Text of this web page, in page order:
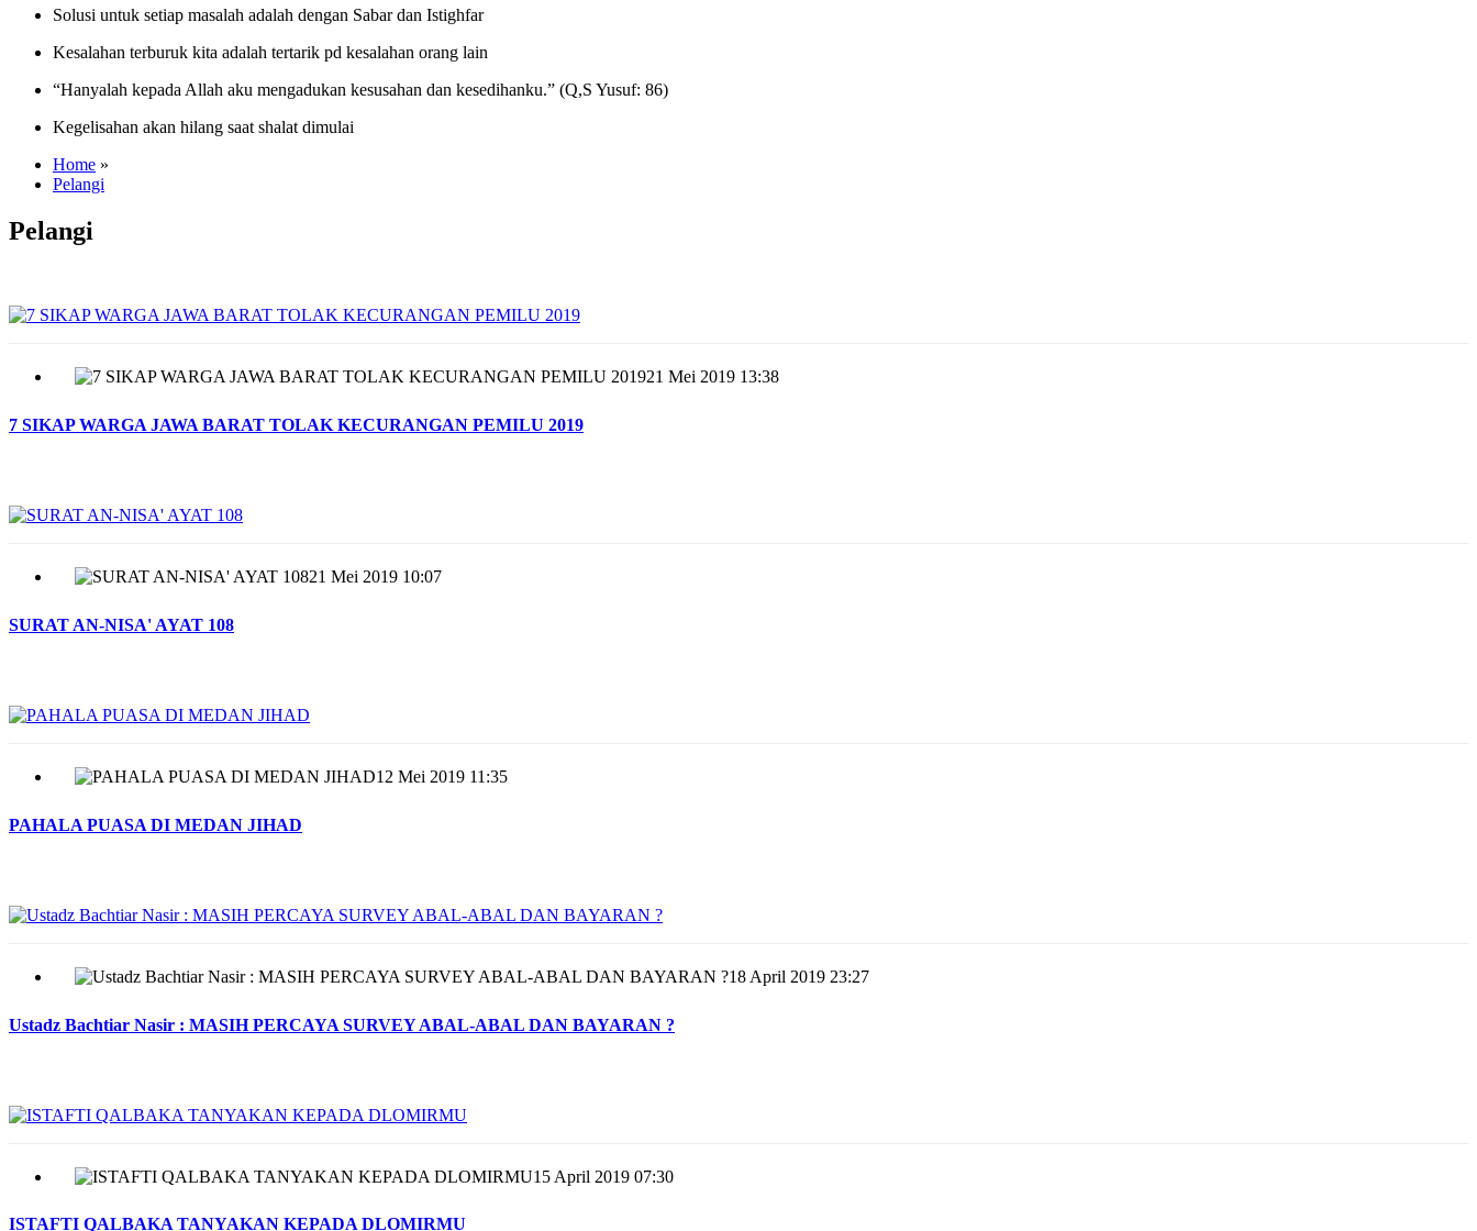
Solusi untuk setiap masalah adalah dengan Sabar dan Istighfar
Kesalahan terburuk kita adalah tertarik pd kesalahan orang lain
“Hanyalah kepada Allah aku mengadukan kesusahan dan kesedihanku.” (Q,S Yusuf: 86)
Kegelisahan akan hilang saat shalat dimulai
Home »
Pelangi
Pelangi
21 Mei 2019 13:38
7 SIKAP WARGA JAWA BARAT TOLAK KECURANGAN PEMILU 2019
21 Mei 2019 10:07
SURAT AN-NISA' AYAT 108
12 Mei 2019 11:35
PAHALA PUASA DI MEDAN JIHAD
18 April 2019 23:27
Ustadz Bachtiar Nasir : MASIH PERCAYA SURVEY ABAL-ABAL DAN BAYARAN ?
15 April 2019 07:30
ISTAFTI QALBAKA TANYAKAN KEPADA DLOMIRMU